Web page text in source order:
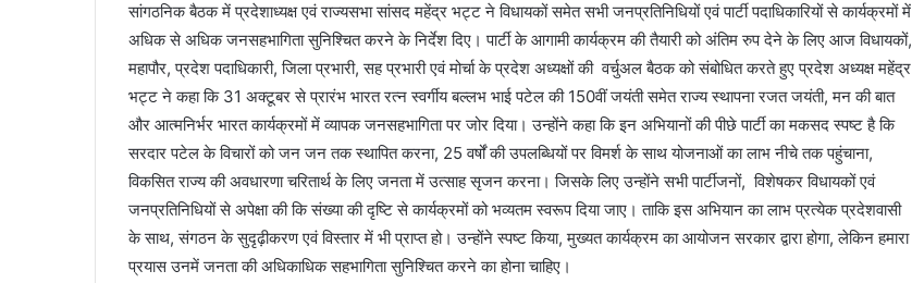
सांगठनिक बैठक में प्रदेशाध्यक्ष एवं राज्यसभा सांसद महेंद्र भट्ट ने विधायकों समेत सभी जनप्रतिनिधियों एवं पार्टी पदाधिकारियों से कार्यक्रमों में
अधिक से अधिक जनसहभागिता सुनिश्चित करने के निर्देश दिए। पार्टी के आगामी कार्यक्रम की तैयारी को अंतिम रुप देने के लिए आज विधायकों,
महापौर, प्रदेश पदाधिकारी, जिला प्रभारी, सह प्रभारी एवं मोर्चा के प्रदेश अध्यक्षों की वर्चुअल बैठक को संबोधित करते हुए प्रदेश अध्यक्ष महेंद्र
भट्ट ने कहा कि 31 अक्टूबर से प्रारंभ भारत रत्न स्वर्गीय बल्लभ भाई पटेल की 150वीं जयंती समेत राज्य स्थापना रजत जयंती, मन की बात
और आत्मनिर्भर भारत कार्यक्रमों में व्यापक जनसहभागिता पर जोर दिया। उन्होंने कहा कि इन अभियानों की पीछे पार्टी का मकसद स्पष्ट है कि
सरदार पटेल के विचारों को जन जन तक स्थापित करना, 25 वर्षों की उपलब्धियों पर विमर्श के साथ योजनाओं का लाभ नीचे तक पहुंचाना,
विकसित राज्य की अवधारणा चरितार्थ के लिए जनता में उत्साह सृजन करना। जिसके लिए उन्होंने सभी पार्टीजनों, विशेषकर विधायकों एवं
जनप्रतिनिधियों से अपेक्षा की कि संख्या की दृष्टि से कार्यक्रमों को भव्यतम स्वरूप दिया जाए। ताकि इस अभियान का लाभ प्रत्येक प्रदेशवासी
के साथ, संगठन के सुदृढ़ीकरण एवं विस्तार में भी प्राप्त हो। उन्होंने स्पष्ट किया, मुख्यत कार्यक्रम का आयोजन सरकार द्वारा होगा, लेकिन हमारा
प्रयास उनमें जनता की अधिकाधिक सहभागिता सुनिश्चित करने का होना चाहिए।